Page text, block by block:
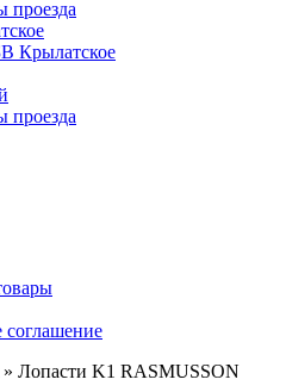
проезда
Крылатское
проезда
соглашение
» Лопасти K1 RASMUSSON